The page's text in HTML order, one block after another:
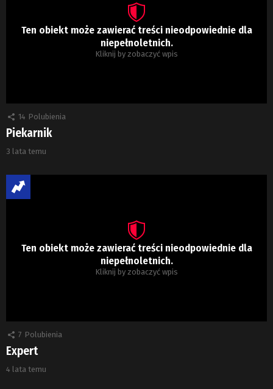
Ten obiekt może zawierać treści nieodpowiednie dla
niepełnoletnich.
Kliknij by zobaczyć wpis
14 Polubienia
Piekarnik
3 lata temu
Ten obiekt może zawierać treści nieodpowiednie dla
niepełnoletnich.
Kliknij by zobaczyć wpis
7 Polubienia
Expert
4 lata temu